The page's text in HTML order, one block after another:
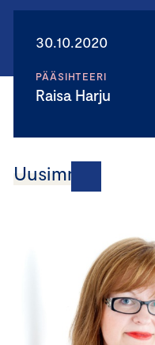
30.10.2020
PÄÄSIHTEERI
Raisa Harju
Uusimmat